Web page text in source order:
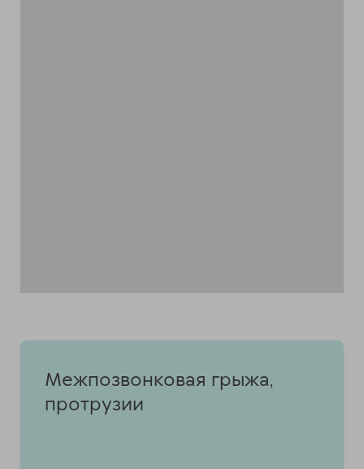
Межпозвонковая грыжа,
протрузии